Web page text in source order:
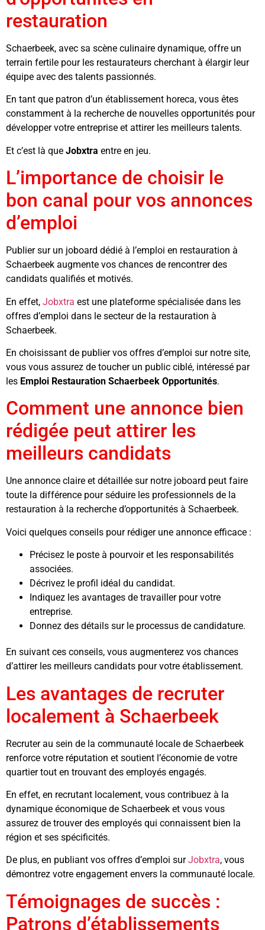
restauration
Schaerbeek, avec sa scène culinaire dynamique, offre un
terrain fertile pour les restaurateurs cherchant à élargir leur
équipe avec des talents passionnés.
En tant que patron d’un établissement horeca, vous êtes
constamment à la recherche de nouvelles opportunités pour
développer votre entreprise et attirer les meilleurs talents.
Et c’est là que Jobxtra entre en jeu.
L’importance de choisir le
bon canal pour vos annonces
d’emploi
Publier sur un joboard dédié à l’emploi en restauration à
Schaerbeek augmente vos chances de rencontrer des
candidats qualifiés et motivés.
En effet, Jobxtra est une plateforme spécialisée dans les
offres d’emploi dans le secteur de la restauration à
Schaerbeek.
En choisissant de publier vos offres d’emploi sur notre site,
vous vous assurez de toucher un public ciblé, intéressé par
les Emploi Restauration Schaerbeek Opportunités.
Comment une annonce bien
rédigée peut attirer les
meilleurs candidats
Une annonce claire et détaillée sur notre joboard peut faire
toute la différence pour séduire les professionnels de la
restauration à la recherche d’opportunités à Schaerbeek.
Voici quelques conseils pour rédiger une annonce efficace :
Précisez le poste à pourvoir et les responsabilités
associées.
Décrivez le profil idéal du candidat.
Indiquez les avantages de travailler pour votre
entreprise.
Donnez des détails sur le processus de candidature.
En suivant ces conseils, vous augmenterez vos chances
d’attirer les meilleurs candidats pour votre établissement.
Les avantages de recruter
localement à Schaerbeek
Recruter au sein de la communauté locale de Schaerbeek
renforce votre réputation et soutient l’économie de votre
quartier tout en trouvant des employés engagés.
En effet, en recrutant localement, vous contribuez à la
dynamique économique de Schaerbeek et vous vous
assurez de trouver des employés qui connaissent bien la
région et ses spécificités.
De plus, en publiant vos offres d’emploi surJobxtra, vous
démontrez votre engagement envers la communauté locale.
Témoignages de succès :
Patrons d’établissements